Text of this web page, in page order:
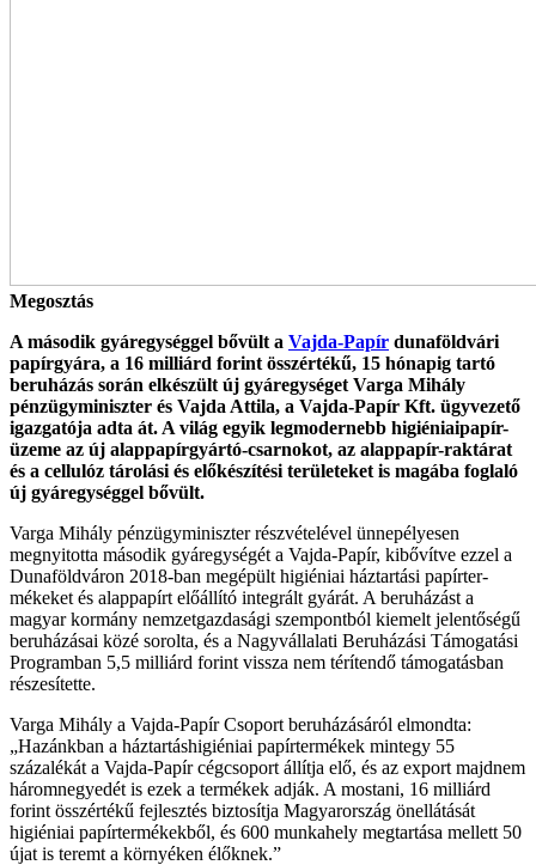
Megosztás
A második gyáregységgel bővült a Vajda-Papír dunaföldvári
papírgyára, a 16 milliárd forint összértékű, 15 hónapig tartó
beruházás során elkészült új gyáregységet Varga Mihály
pénzügyminiszter és Vajda Attila, a Vajda-Papír Kft. ügyvezető
igazgatója adta át. A világ egyik legmodernebb higiéniaipapír-
üzeme az új alappapírgyártó-csarnokot, az alappapír-raktárat
és a cellulóz tárolási és előkészítési területeket is magába foglaló
új gyáregységgel bővült.
Varga Mihály pénzügyminiszter részvételével ünnepélyesen
megnyitotta második gyáregységét a Vajda-Papír, kibővítve ezzel a
Dunaföldváron 2018-ban megépült higiéniai háztartási papírter­
mékeket és alappapírt előállító integrált gyárát. A beruházást a
magyar kormány nemzetgazdasá­gi szempontból kiemelt jelentőségű
beruházásai közé sorolta, és a Nagyvállalati Beruházási Támo­gatási
Programban 5,5 milliárd forint vissza nem térítendő támogatásban
részesítette.
Varga Mihály a Vajda-Papír Csoport beruházá­sáról elmondta:
„Hazánkban a háztartáshigiéniai papírtermékek mintegy 55
százalékát a Vajda-Pa­pír cégcsoport állítja elő, és az export majd­nem
háromnegyedét is ezek a termékek adják. A mostani, 16 milliárd
forint összértékű fejlesz­tés biztosítja Magyarország önellátását
higiéniai papírtermékekből, és 600 munkahely megtartása mellett 50
újat is teremt a környéken élőknek.”